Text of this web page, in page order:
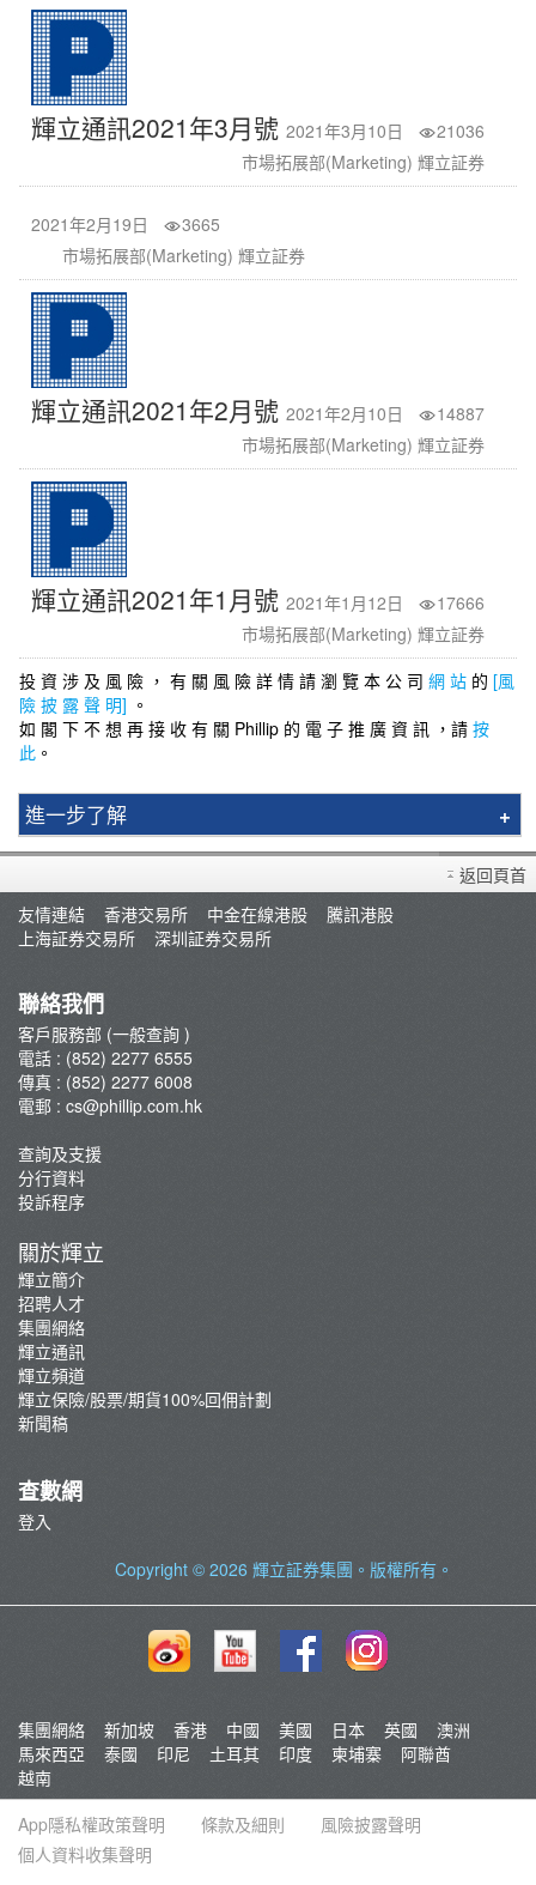
輝立通訊2021年3月號 2021年3月10日
21036
市場拓展部(Marketing) 輝立証券
2021年2月19日
3665
市場拓展部(Marketing) 輝立証券
輝立通訊2021年2月號 2021年2月10日
14887
市場拓展部(Marketing) 輝立証券
輝立通訊2021年1月號 2021年1月12日
17666
市場拓展部(Marketing) 輝立証券
投 資 涉 及 風 險 ， 有 關 風 險 詳 情 請 瀏 覽 本 公 司 網 站 的 [風
險 披 露 聲 明] 。
如 閣 下 不 想 再 接 收 有 關 Phillip 的 電 子 推 廣 資 訊 ，請 按
此 。
進一步了解
輝立簡介
分行資料
招聘人才
輝立頻道
輝立保險/股票/期貨100%回佣計劃
新聞稿
返回頁首
友情連結
香港交易所 中金在線港股
騰訊港股
上海証券交易所
深圳証券交易所
聯絡我們
客戶服務部 (一般查詢 )
電話 : (852) 2277 6555
傳真 : (852) 2277 6008
電郵 : cs@phillip.com.hk
查詢及支援
分行資料
投訴程序
關於輝立
輝立簡介
招聘人才
集團網絡
輝立通訊
輝立頻道
輝立保險/股票/期貨100%回佣計劃
新聞稿
查數網
登入
Copyright © 2026 輝立証券集團 。版權所有。
集團網絡 新加坡 香港 中國 美國 日本 英國
澳洲
馬來西亞
泰國 印尼 土耳其 印度 柬埔寨
阿聯酋
越南
App隱私權政策聲明
條款及細則
風險披露聲明
個人資料收集聲明